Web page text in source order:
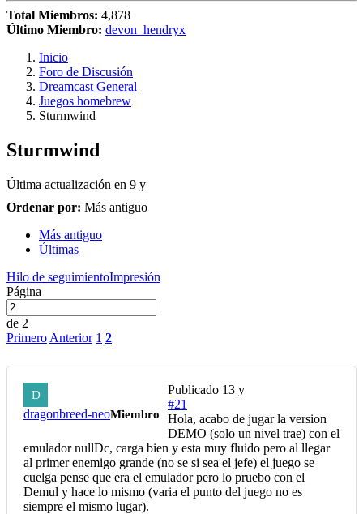
Total Miembros: 4,878
Último Miembro: devon_hendryx
Inicio
Foro de Discusión
Dreamcast General
Juegos homebrew
Sturmwind
Sturmwind
Última actualización en 9 y
Ordenar por: Más antiguo
Más antiguo
Últimas
Hilo de seguimientoImpresión
Página
de 2
Primero Anterior 1 2
D
dragonbreed-neoMiembro
Publicado 13 y
#21
Hola, acabo de jugar la version
DEMO (solo un nivel trae) con el
emulador nullDc, carga bien y esta muy fluido pero al llegar
al primer enemigo grande (no se si sea el jefe) el juego se
cuelga pense que era el emulador pero lo pruebo con el
Demul y hace lo mismo (varia el punto del juego no es
siempre el mismo lugar).